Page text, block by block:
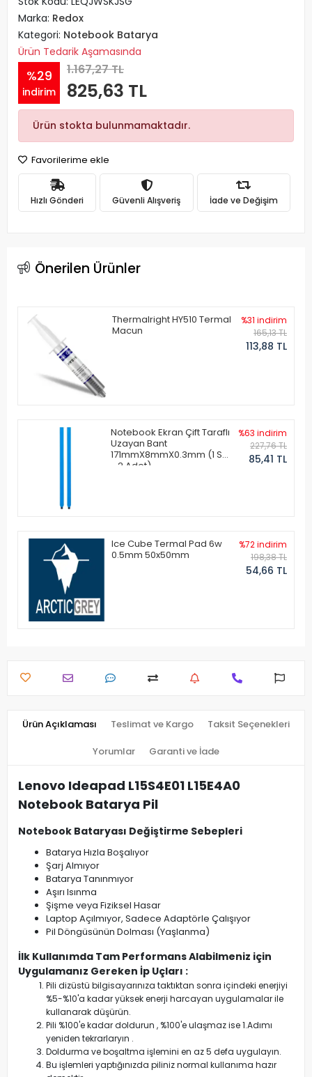
Marka: Redox
Kategori: Notebook Batarya
Ürün Tedarik Aşamasında
%29
indirim
1.167,27 TL
825,63 TL
Ürün stokta bulunmamaktadır.
Favorilerime ekle
Hızlı Gönderi Güvenli Alışveriş İade ve Değişim
Önerilen Ürünler
Thermalright HY510 Termal
Macun
%31 indirim
165,13 TL
113,88 TL
Notebook Ekran Çift Taraflı
Uzayan Bant
171mmX8mmX0.3mm (1 Set
- 2 Adet)
%63 indirim
227,76 TL
85,41 TL
Ice Cube Termal Pad 6w
0.5mm 50x50mm
%72 indirim
198,38 TL
54,66 TL
Ürün Açıklaması Teslimat ve Kargo Taksit Seçenekleri
Yorumlar Garanti ve İade
Lenovo Ideapad L15S4E01 L15E4A0
Notebook Batarya Pil
Notebook Bataryası Değiştirme Sebepleri
Batarya Hızla Boşalıyor
Şarj Almıyor
Batarya Tanınmıyor
Aşırı Isınma
Şişme veya Fiziksel Hasar
Laptop Açılmıyor, Sadece Adaptörle Çalışıyor
Pil Döngüsünün Dolması (Yaşlanma)
İlk Kullanımda Tam Performans Alabilmeniz için
Uygulamanız Gereken İp Uçları :
Pili dizüstü bilgisayarınıza taktıktan sonra içindeki enerjiyi
%5-%10'a kadar yüksek enerji harcayan uygulamalar ile
kullanarak düşürün.
Pili %100'e kadar doldurun , %100'e ulaşmaz ise 1.Adımı
yeniden tekrarlaryın .
Doldurma ve boşaltma işlemini en az 5 defa uygulayın.
Bu işlemleri yaptığınızda piliniz normal kullanıma hazır